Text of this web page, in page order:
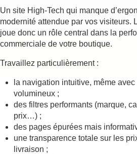
Un site High-Tech qui manque
modernité attendue par vos visiteurs.
joue donc un rôle central dans la
commerciale de votre boutique.
Travaillez particulièrement :
la navigation intuitive, même
volumineux ;
des filtres performants (marque,
prix…) ;
des pages épurées mais
une transparence totale sur les
livraison ;